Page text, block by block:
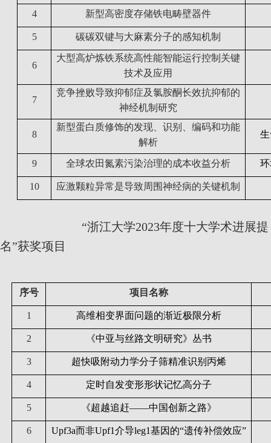
4 新型高密度存储铁电畴壁器件
5 碳碳双键与大麻素分子的感知机制
6
大型高炉炼铁系统高性能智能运行控制关键
技术及应用
7
竞争挫败导致抑郁症及氯胺酮长效抗抑郁的
神经机制研究
8
新型蛋白质修饰的发现、识别、编码和功能
解析
9 全球农田氮素污染治理的成本收益分析
10 应激颗粒异常是导致周围神经病的关键机制
“浙江大学2023年度十大学术进展提
名”获奖项目
序号 项目名称
1 高维相变界面问题的渐近极限分析
2 《中亚与丝路文明研究》丛书
3 超快吸附动力学分子筛精准识别丙烯
4 定时自发变形形状记忆高分子
5 《超越追赶——中国创新之路》
6 Upf3a而非Upf1介导leg1基因的“遗传补偿效应”